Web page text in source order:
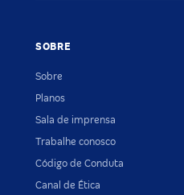
SOBRE
Sobre
Planos
Sala de imprensa
Trabalhe conosco
Código de Conduta
Canal de Ética